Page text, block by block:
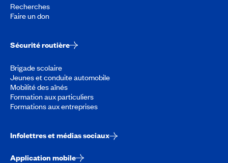
Recherches
Faire un don
Sécurité routière
Brigade scolaire
Jeunes et conduite automobile
Mobilité des aînés
Formation aux particuliers
Formations aux entreprises
Infolettres et médias sociaux
Application mobile